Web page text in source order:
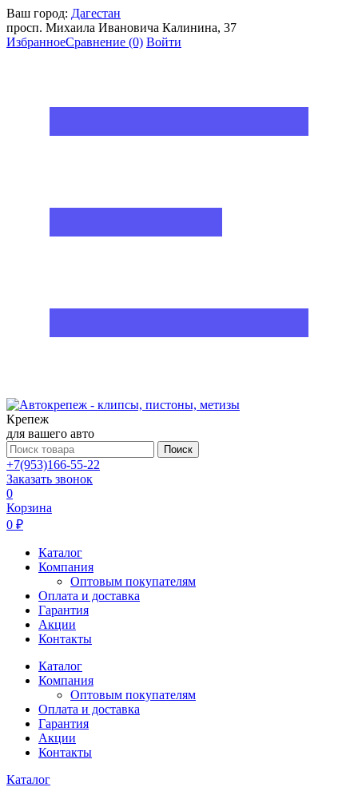
Ваш город: Дагестан
просп. Михаила Ивановича Калинина, 37
ИзбранноеСравнение (0) Войти
Крепеж
для вашего авто
Поиск
+7(953)166-55-22
Заказать звонок
0
Корзина
0 ₽
Каталог
Компания
Оптовым покупателям
Оплата и доставка
Гарантия
Акции
Контакты
Каталог
Компания
Оптовым покупателям
Оплата и доставка
Гарантия
Акции
Контакты
Каталог